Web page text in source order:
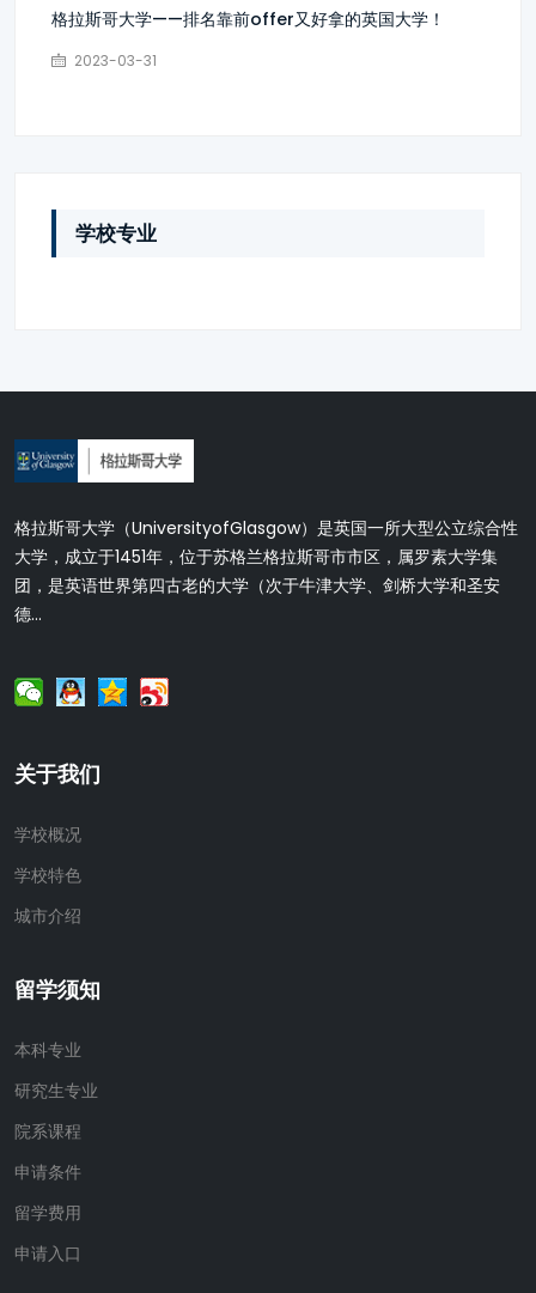
格拉斯哥大学——排名靠前offer又好拿的英国大学！
2023-03-31
学校专业
格拉斯哥大学（UniversityofGlasgow）是英国一所大型公立综合性
大学，成立于1451年，位于苏格兰格拉斯哥市市区，属罗素大学集
团，是英语世界第四古老的大学（次于牛津大学、剑桥大学和圣安
德...
关于我们
学校概况
学校特色
城市介绍
留学须知
本科专业
研究生专业
院系课程
申请条件
留学费用
申请入口